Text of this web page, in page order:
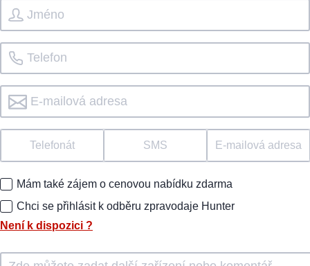
Telefonát SMS E-mailová adresa
Mám také zájem o cenovou nabídku zdarma
Chci se přihlásit k odběru zpravodaje Hunter
Není k dispozici ?